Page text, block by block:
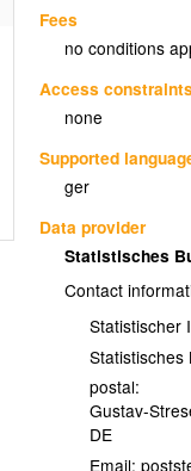
Fees
no conditions
Access
none
Supported
ger
Data provider
Statistisches
Contact
Statistischer
Statistisches
postal:
Gustav-
DE
Email: